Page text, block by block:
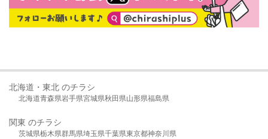
北海道・東北 のチラシ
北海道青森県岩手県宮城県秋田県山形県福島県
関東 のチラシ
茨城県栃木県群馬県埼玉県千葉県東京都神奈川県